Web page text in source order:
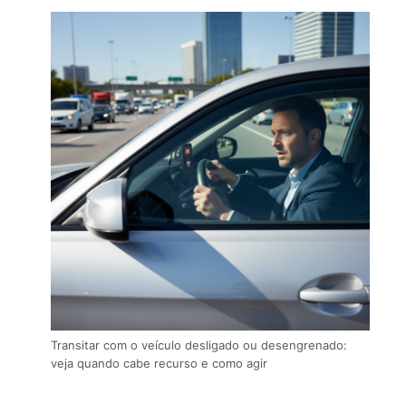
Transitar com o veículo desligado ou desengrenado:
veja quando cabe recurso e como agir